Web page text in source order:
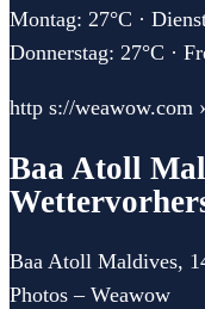
Montag: 27°C ·
Donnerstag: 27°C ·
http s://weawow.com
Baa Atoll
Baa Atoll Maldives,
Photos – Weawow